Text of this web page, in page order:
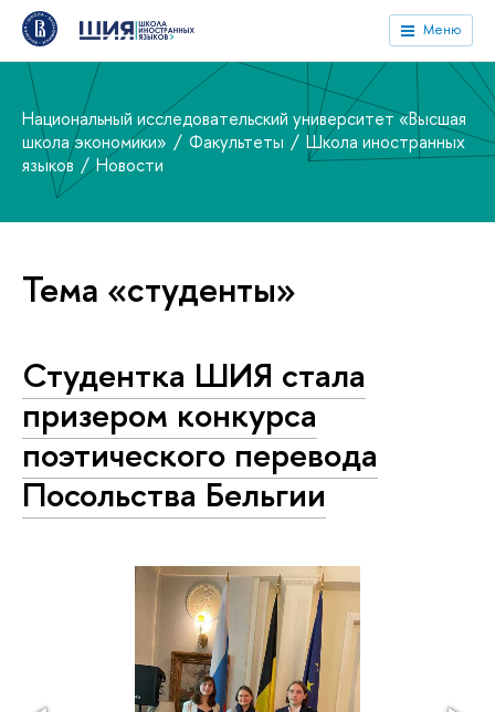
Меню
Национальный исследовательский университет «Высшая
школа экономики»
Факультеты
Школа иностранных
языков
Новости
Тема «студенты»
Студентка ШИЯ стала
призером конкурса
поэтического перевода
Посольства Бельгии